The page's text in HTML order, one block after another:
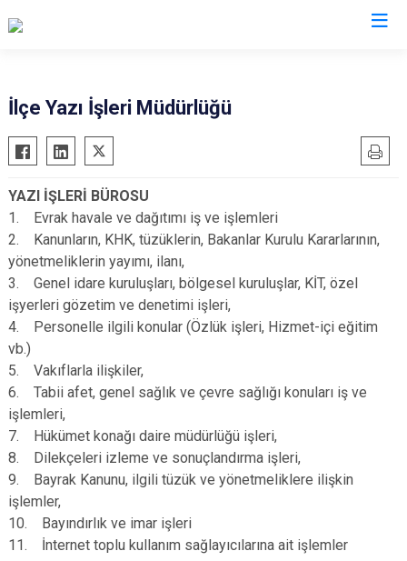
Altıntaş
Aslanapa
Çavdarhisar
Domaniç
Dumlupınar
Emet
Şaphane
Tavşanlı
İlçe Yazı İşleri Müdürlüğü
YAZI İŞLERİ BÜROSU
1. Evrak havale ve dağıtımı iş ve işlemleri
2. Kanunların, KHK, tüzüklerin, Bakanlar Kurulu Kararlarının,
yönetmeliklerin yayımı, ilanı,
3. Genel idare kuruluşları, bölgesel kuruluşlar, KİT, özel
işyerleri gözetim ve denetimi işleri,
4. Personelle ilgili konular (Özlük işleri, Hizmet-içi eğitim
vb.)
5. Vakıflarla ilişkiler,
6. Tabii afet, genel sağlık ve çevre sağlığı konuları iş ve
işlemleri,
7. Hükümet konağı daire müdürlüğü işleri,
8. Dilekçeleri izleme ve sonuçlandırma işleri,
9. Bayrak Kanunu, ilgili tüzük ve yönetmeliklere ilişkin
işlemler,
10. Bayındırlık ve imar işleri
11. İnternet toplu kullanım sağlayıcılarına ait işlemler